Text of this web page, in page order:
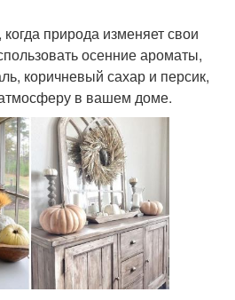
природа изменяет свои
осенние ароматы,
коричневый сахар и персик,
в вашем доме.